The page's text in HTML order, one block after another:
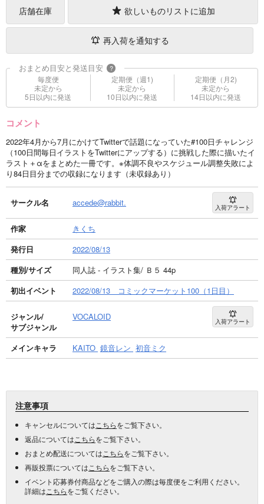
店舗在庫 欲しいものリストに追加
再入荷を通知する
おまとめ目安と発送目安 ?
毎度便
未定から
5日以内に発送
定期便（週1)
未定から
10日以内に発送
定期便（月2)
未定から
14日以内に発送
コメント
2022年4月から7月にかけてTwitterで話題になっていた#100日チャレンジ
（100日間毎日イラストをTwitterにアップする）に挑戦した際に描いたイ
ラスト＋αをまとめた一冊です。※体調不良やスケジュール調整失敗によ
り84日目分までの収録になります（未収録あり）
サークル名 accede@rabbit. 入荷アラート
作家
きくち
発行日
2022/08/13
種別/サイズ
同人誌 - イラスト集/ Ｂ５ 44p
初出イベント
2022/08/13 コミックマーケット100（1日目）
ジャンル/
サブジャンル
VOCALOID 入荷アラート
メインキャラ KAITO 鏡音レン 初音ミク
注意事項
キャンセルについては こちらをご覧下さい。
返品については こちらをご覧下さい。
おまとめ配送については こちらをご覧下さい。
再販投票については こちらをご覧下さい。
イベント応募券付商品などをご購入の際は毎度便をご利用ください。
詳細は こちらをご覧ください。